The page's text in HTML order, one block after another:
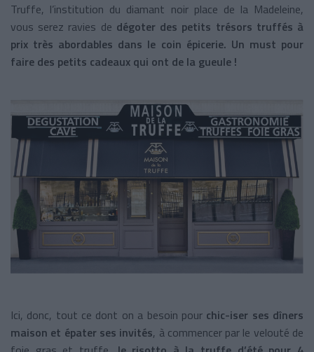
Truffe, l’institution du diamant noir place de la Madeleine,
vous serez ravies de dégoter des petits trésors truffés à
prix très abordables dans le coin épicerie. Un must pour
faire des petits cadeaux qui ont de la gueule !
Ici, donc, tout ce dont on a besoin pour chic-iser ses dîners
maison et épater ses invités, à commencer par le velouté de